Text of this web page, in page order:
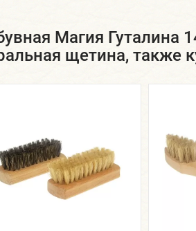
Магия Гуталина
щетина, также